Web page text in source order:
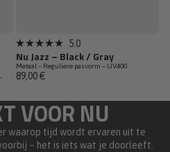
Beoordeeld
met
5.0
van
5
sterren
5.0
Nu Jazz – Black / Gray
Metaal – Reguliere pasvorm – UV400
89,00 €
VOOR NU
waarop tijd wordt ervaren uit te
– het is iets wat je doorleeft.